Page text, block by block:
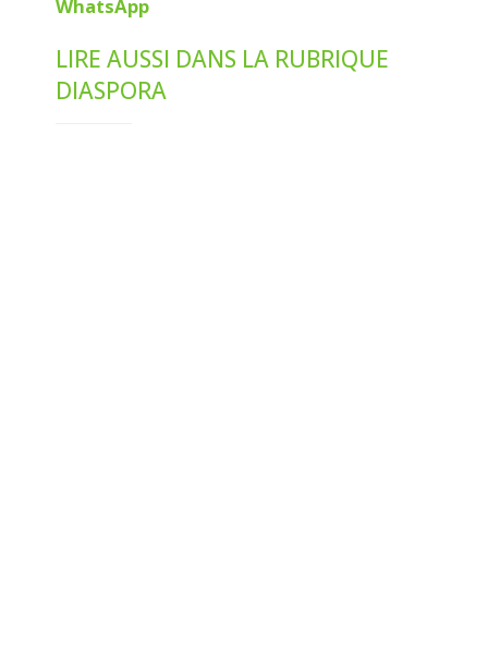
WhatsApp
LIRE AUSSI DANS LA RUBRIQUE
DIASPORA